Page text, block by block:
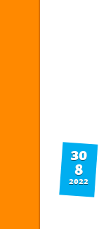
30
8
2022